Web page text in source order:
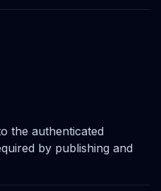
the authenticated
by publishing and